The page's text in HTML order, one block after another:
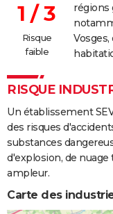
1 / 3
Risque
faible
régions
RISQUE
Un établissement
des risques
substances
d'explosion, de
ampleur.
Carte des